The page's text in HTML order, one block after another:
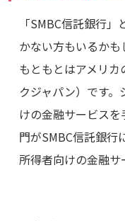
「SMBC信託銀行
かない方もいるかも
もともとはアメリ
クジャパン）です
けの金融サービス
門がSMBC信託銀行
所得者向けの金融サ